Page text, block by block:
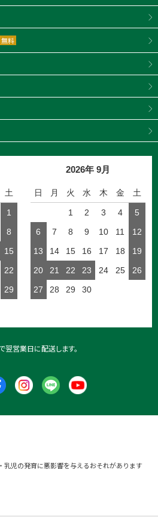
無料
土
1
8
15
22
29
2026年 9月
日 月 火 水 木 金 土
1 2 3 4
5
6
7 8 9 10 11
12
13
14 15 16 17 18
19
20
21 22 23 24 25
26
27
28 29 30
営業日に配送します。
乳児の発育に悪影響を与えるおそれがあります